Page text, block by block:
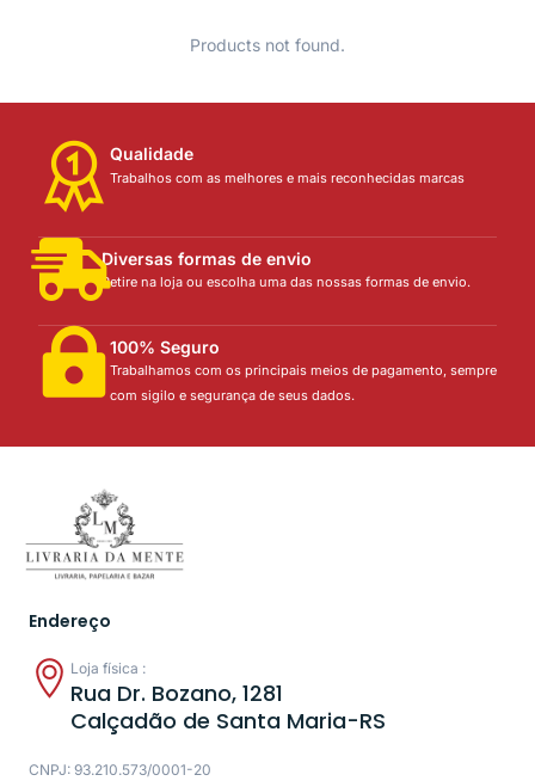
Products not found.
Qualidade
Trabalhos com as melhores e mais reconhecidas marcas
Diversas formas de envio
Retire na loja ou escolha uma das nossas formas de envio.
100% Seguro
Trabalhamos com os principais meios de pagamento, sempre
com sigilo e segurança de seus dados.
Endereço
Loja física :
Rua Dr. Bozano, 1281
Calçadão de Santa Maria-RS
CNPJ: 93.210.573/0001-20